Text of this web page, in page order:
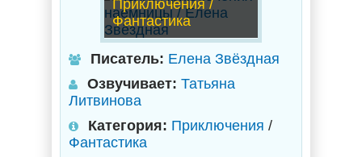
Приключения /
Фантастика
Писатель: Елена Звёздная
Озвучивает: Татьяна
Литвинова
Категория: Приключения /
Фантастика